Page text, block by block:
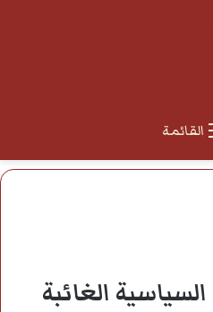
القائمة
الغائبة